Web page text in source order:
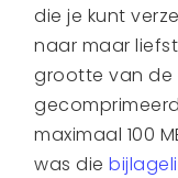
die je kunt
naar maar
grootte van de
maximaal 100
was die